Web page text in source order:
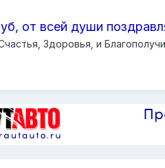
от всей души
Здоровья, и